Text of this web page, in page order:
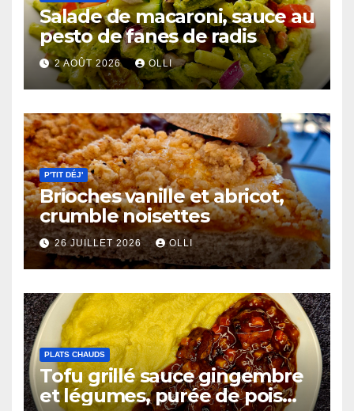
Salade de macaroni, sauce au
pesto de fanes de radis
2 AOÛT 2026 OLLI
P'TIT DÉJ'
Brioches vanille et abricot,
crumble noisettes
26 JUILLET 2026 OLLI
PLATS CHAUDS
Tofu grillé sauce gingembre
et légumes, purée de pois